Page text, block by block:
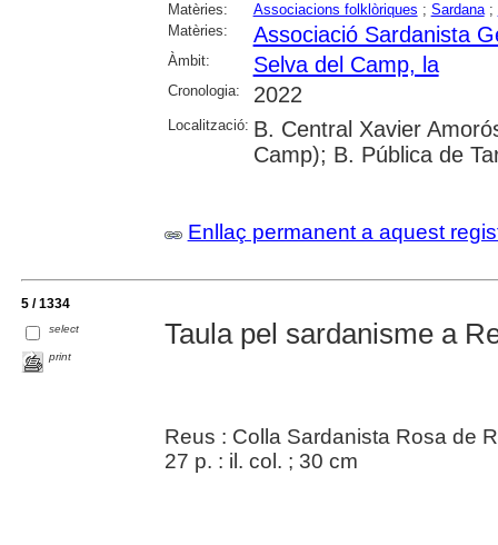
Matèries: Associacions folklòriques ; Sardana;
Matèries:
Associació Sardanista
Àmbit: Selva del Camp, la
Cronologia: 2022
Localització: B. Central Xavier
Camp); B. Pública de
Enllaç permanent a aquest
5 / 1334
select
print
Taula pel sardanisme a
Reus : Colla Sardanista Rosa de
27 p. : il. col. ; 30 cm